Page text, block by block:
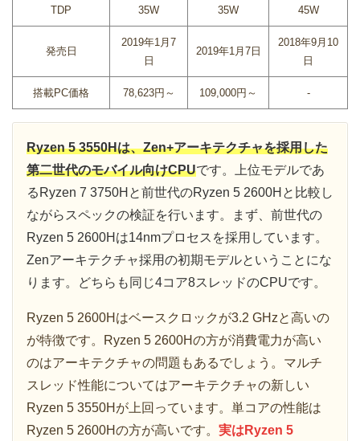
TDP 35W 35W 45W
発売日
2019年1月7
日
2019年1月7日
2018年9月10
日
搭載PC価格 78,623円～ 109,000円～ -
Ryzen 5 3550Hは、Zen+アーキテクチャを採用した
第二世代のモバイル向けCPUです。上位モデルであ
るRyzen 7 3750Hと前世代のRyzen 5 2600Hと比較し
ながらスペックの検証を行います。まず、前世代の
Ryzen 5 2600Hは14nmプロセスを採用しています。
Zenアーキテクチャ採用の初期モデルということにな
ります。どちらも同じ4コア8スレッドのCPUです。
Ryzen 5 2600Hはベースクロックが3.2 GHzと高いの
が特徴です。Ryzen 5 2600Hの方が消費電力が高い
のはアーキテクチャの問題もあるでしょう。マルチ
スレッド性能についてはアーキテクチャの新しい
Ryzen 5 3550Hが上回っています。単コアの性能は
Ryzen 5 2600Hの方が高いです。 実はRyzen 5